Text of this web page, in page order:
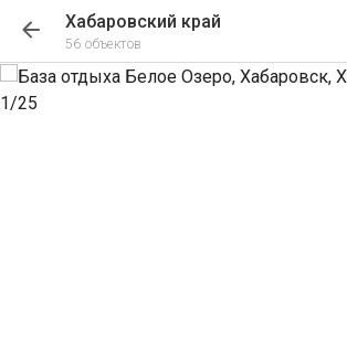
Хабаровский край
56 объектов
1/25